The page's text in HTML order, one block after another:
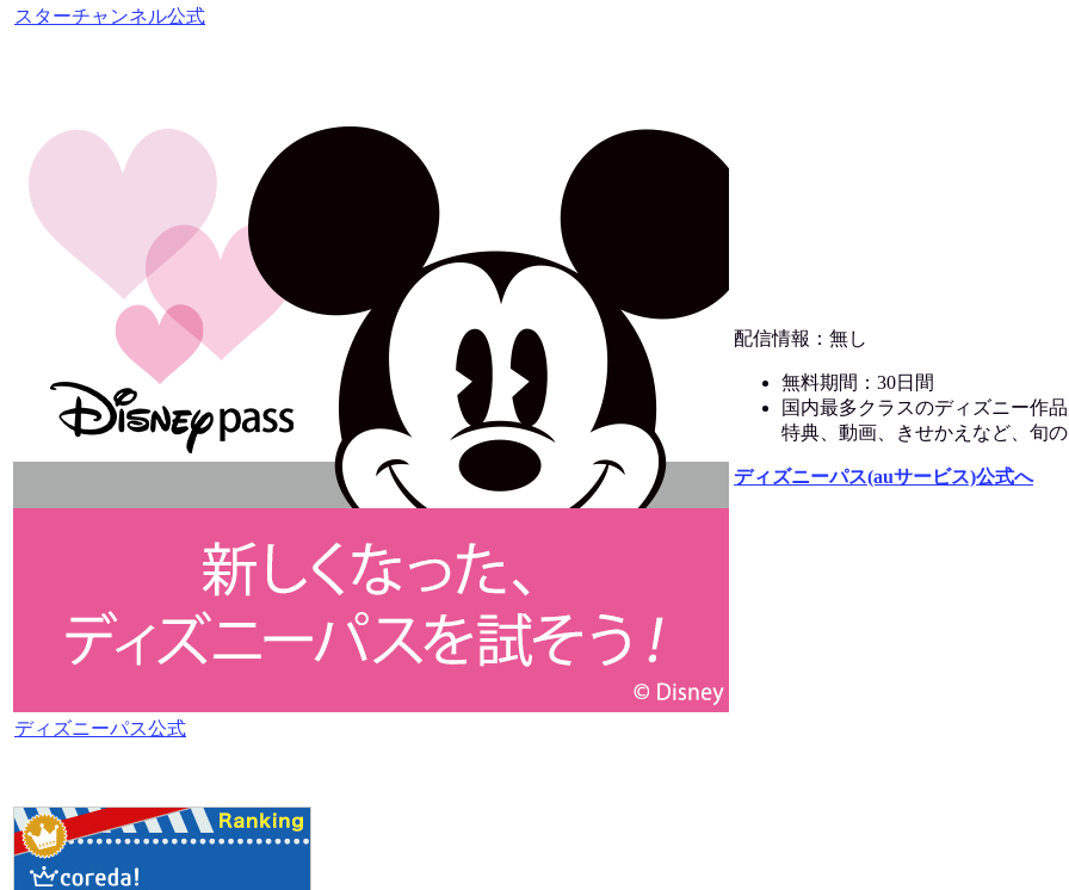
スターチャンネル公式
ディズニーパス公式
配信情報：無し
無料期間：30日間
国内最多クラスのディズニー作
特典、動画、きせかえなど、旬
ディズニーパス(auサービス)公式へ